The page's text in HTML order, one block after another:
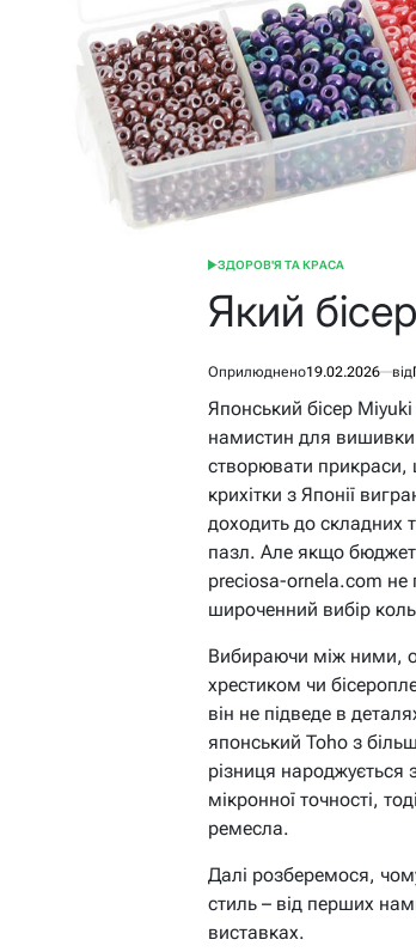
ОПУБЛІКУВАТИ
ЗДОРОВ'Я ТА КРАСА
Який
Оприлюднено19.02.2026 від
Японський бісер
намистин для вишивки
створювати прикраси,
крихітки з Японії
доходить до складних
пазл. Але якщо бюджет
preciosa-ornela.com не
широченний вибір
Вибираючи між ними,
хрестиком чи
він не підведе в
японський Toho з
різниця народжується
мікронної точності,
ремесла.
Далі розберемося,
стиль – від перших
виставках.